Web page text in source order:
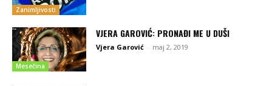
Zanimljivosti
Mesečina
VJERA GAROVIĆ: PRONAĐI ME U DUŠI
Vjera Garović - maj 2, 2019